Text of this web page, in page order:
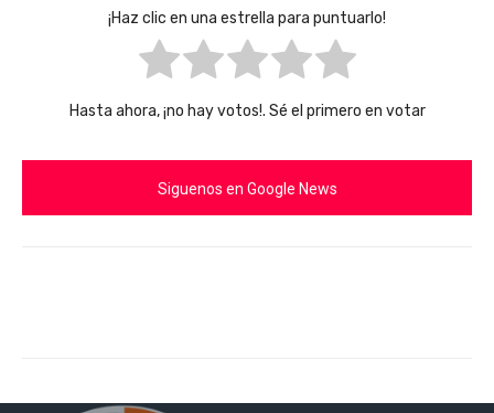
¡Haz clic en una estrella para puntuarlo!
Hasta ahora, ¡no hay votos!. Sé el primero en votar
Siguenos en Google News